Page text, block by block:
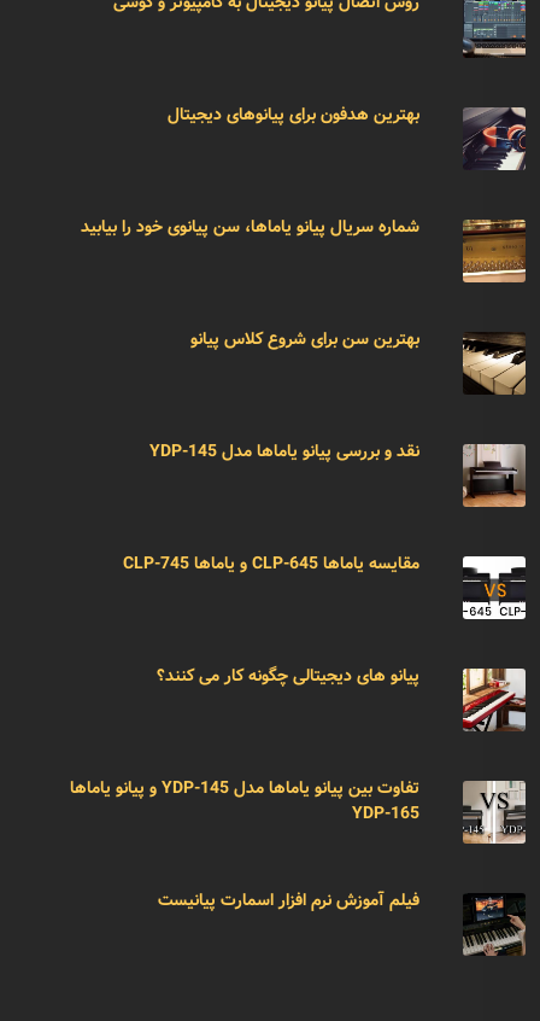
بهترین هدفون برای پیانوهای دیجیتال
شماره سریال پیانو یاماها، سن پیانوی خود را بیابید
بهترین سن برای شروع کلاس پیانو
نقد و بررسی پیانو یاماها مدل YDP-145
مقایسه یاماها CLP-645 و یاماها CLP-745
پیانو های دیجیتالی چگونه کار می کنند؟
تفاوت بین پیانو یاماها مدل YDP-145 و پیانو یاماها
YDP-165
فیلم آموزش نرم افزار اسمارت پیانیست